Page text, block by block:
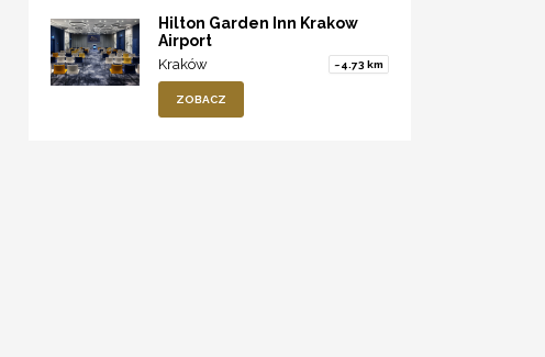
Hilton Garden Inn Krakow
Airport
Kraków ~4.73 km
ZOBACZ